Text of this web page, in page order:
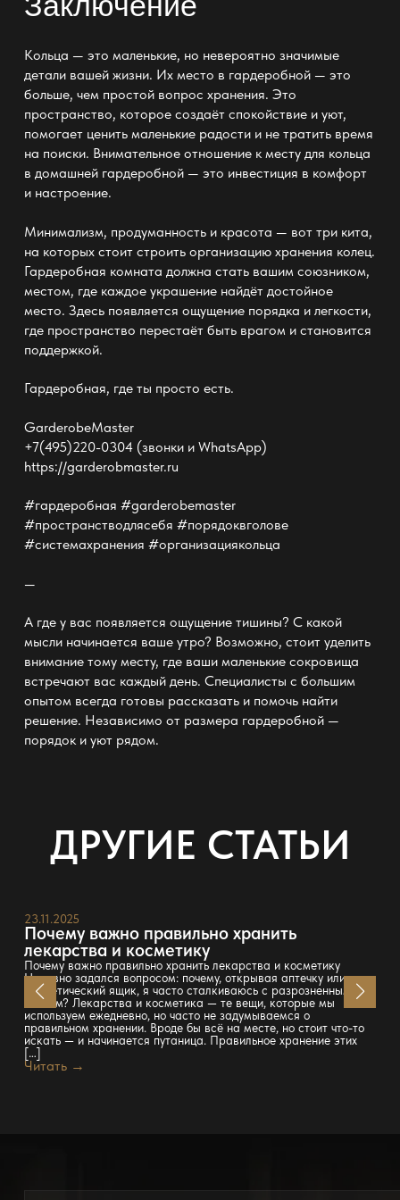
Кольца — это маленькие, но невероятно значимые
детали вашей жизни. Их место в гардеробной — это
больше, чем простой вопрос хранения. Это
пространство, которое создаёт спокойствие и уют,
помогает ценить маленькие радости и не тратить время
на поиски. Внимательное отношение к месту для кольца
в домашней гардеробной — это инвестиция в комфорт
и настроение.
Минимализм, продуманность и красота — вот три кита,
на которых стоит строить организацию хранения колец.
Гардеробная комната должна стать вашим союзником,
местом, где каждое украшение найдёт достойное
место. Здесь появляется ощущение порядка и легкости,
где пространство перестаёт быть врагом и становится
поддержкой.
Гардеробная, где ты просто есть.
GarderobeMaster
+7(495)220-0304 (звонки и WhatsApp)
https://garderobmaster.ru
#гардеробная #garderobemaster
#пространстводлясебя #порядоквголове
#системахранения #организациякольца
—
А где у вас появляется ощущение тишины? С какой
мысли начинается ваше утро? Возможно, стоит уделить
внимание тому месту, где ваши маленькие сокровища
встречают вас каждый день. Специалисты с большим
опытом всегда готовы рассказать и помочь найти
решение. Независимо от размера гардеробной —
порядоки уют рядом.
ДРУГИЕ СТАТЬИ
23.11.2025
Почему важно правильно хранить
лекарства и косметику
Почему важно правильно хранить лекарства и косметику
Недавно задался вопросом: почему, открывая аптечку или
косметический ящик, я часто сталкиваюсь с разрозненным
хаосом? Лекарства и косметика — те вещи, которые мы
используем ежедневно, но часто не задумываемся о
правильном хранении. Вроде бы всё на месте, но стоит что-то
искать — и начинается путаница. Правильное хранение этих
[…]
Читать →